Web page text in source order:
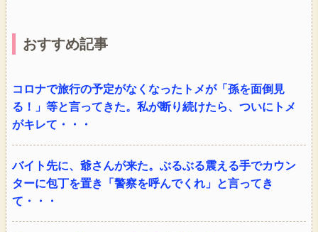
おすすめ記事
コロナで旅行の予定がなくなったトメが「孫を面倒見
る！」等と言ってきた。私が断り続けたら、ついにトメ
がキレて・・・
バイト先に、爺さんが来た。ぶるぶる震える手でカウン
ターに包丁を置き「警察を呼んでくれ」と言ってき
て・・・